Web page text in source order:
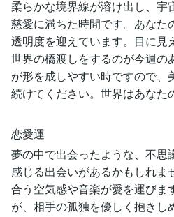
柔らかな境界線が溶け出し、宇
慈愛に満ちた時間です。あなた
透明度を迎えています。目に見
世界の橋渡しをするのが今週の
が形を成しやすい時ですので、
続けてください。世界はあなた
恋愛運
夢の中で出会ったような、不思
感じる出会いがあるかもしれま
合う空気感や音楽が愛を運びま
が、相手の孤独を優しく抱きし